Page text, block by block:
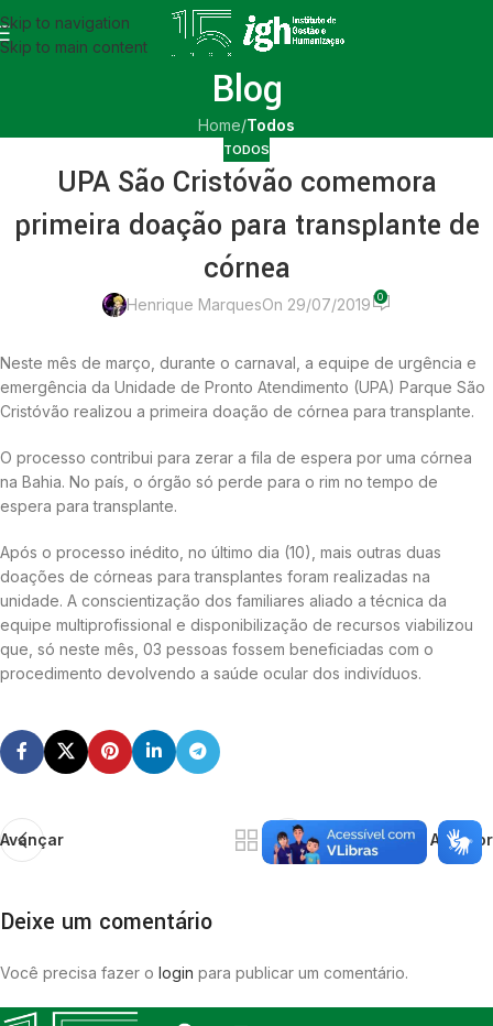
Skip to navigation
Skip to main content
Blog
Home/Todos
TODOS
UPA São Cristóvão comemora
primeira doação para transplante de
córnea
Henrique MarquesOn 29/07/2019 0
Neste mês de março, durante o carnaval, a equipe de urgência e
emergência da Unidade de Pronto Atendimento (UPA) Parque São
Cristóvão realizou a primeira doação de córnea para transplante.
O processo contribui para zerar a fila de espera por uma córnea
na Bahia. No país, o órgão só perde para o rim no tempo de
espera para transplante.
Após o processo inédito, no último dia (10), mais outras duas
doações de córneas para transplantes foram realizadas na
unidade. A conscientização dos familiares aliado a técnica da
equipe multiprofissional e disponibilização de recursos viabilizou
que, só neste mês, 03 pessoas fossem beneficiadas com o
procedimento devolvendo a saúde ocular dos indivíduos.
Avançar Anterior
Deixe um comentário
Você precisa fazer o login para publicar um comentário.